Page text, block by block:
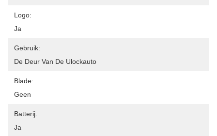
Logo:
Ja
Gebruik:
De Deur Van De Ulockauto
Blade:
Geen
Batterij:
Ja